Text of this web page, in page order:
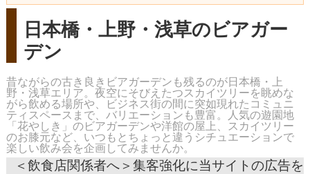
日本橋・上野・浅草のビアガー
デン
昔ながらの古き良きビアガーデンも残るのが日本橋・上
野・浅草エリア。夜空にそびえたつスカイツリーを眺めな
がら飲める場所や、ビジネス街の間に突如現れたコミュニ
ティスペースまで、バリエーションも豊富。人気の遊園地
「花やしき」のビアガーデンや洋館の屋上、スカイツリー
のお膝元など、いつもとちょっと違うシチュエーションで
楽しい飲み会を企画してみませんか。
＜飲食店関係者へ＞集客強化に当サイトの広告を